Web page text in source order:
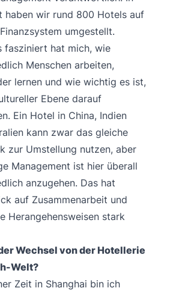
haben wir rund 800 Hotels auf
umgestellt.
fasziniert hat mich, wie
Menschen arbeiten,
lernen und wie wichtig es ist,
Ebene darauf
Ein Hotel in China, Indien
kann zwar das gleiche
zur Umstellung nutzen, aber
Management ist hier überall
anzugehen. Das hat
auf Zusammenarbeit und
Herangehensweisen stark
Wechsel von der Hotellerie
Welt?
Zeit in Shanghai bin ich